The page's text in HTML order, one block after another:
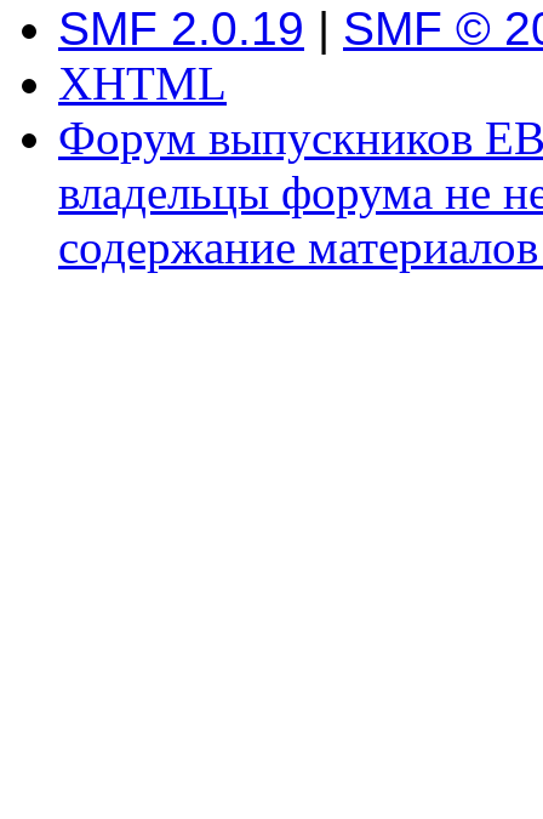
SMF 2.0.19 | SMF ©
XHTML
Форум выпускников
владельцы форума не
содержание